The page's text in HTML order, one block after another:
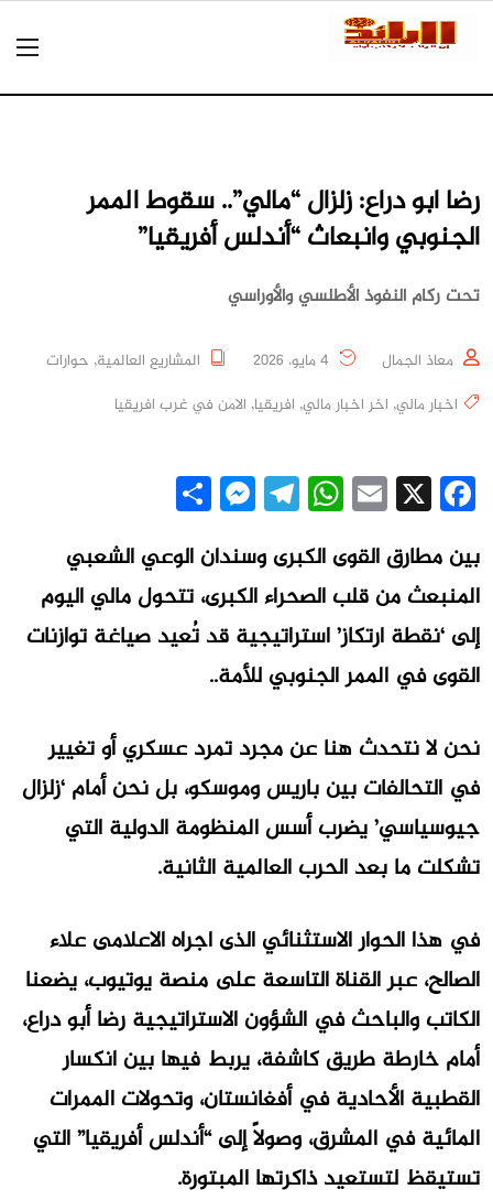
رضا ابو دراع: زلزال “مالي”.. سقوط الممر
الجنوبي وانبعاث “أندلس أفريقيا”
تحت ركام النفوذ الأطلسي والأوراسي
معاذ الجمال المشاريع العالمية, حوارات
اخبار مالي, اخر اخبار مالي, افريقيا, الامن في غرب افريقيا
Facebook
X
Email
WhatsApp
Telegram
Messenger
بين مطارق القوى الكبرى وسندان الوعي الشعبي
المنبعث من قلب الصحراء الكبرى، تتحول مالي اليوم
إلى ‘نقطة ارتكاز’ استراتيجية قد تُعيد صياغة توازنات
القوى في الممر الجنوبي للأمة..
نحن لا نتحدث هنا عن مجرد تمرد عسكري أو تغيير
في التحالفات بين باريس وموسكو، بل نحن أمام ‘زلزال
جيوسياسي’ يضرب أسس المنظومة الدولية التي
تشكلت ما بعد الحرب العالمية الثانية.
في هذا الحوار الاستثنائي الذى اجراه الاعلامى علاء
الصالح، عبر القناة التاسعة على منصة يوتيوب، يضعنا
الكاتب والباحث في الشؤون الاستراتيجية رضا أبو دراع،
أمام خارطة طريق كاشفة، يربط فيها بين انكسار
القطبية الأحادية في أفغانستان، وتحولات الممرات
المائية في المشرق، وصولاً إلى “أندلس أفريقيا” التي
تستيقظ لتستعيد ذاكرتها المبتورة.